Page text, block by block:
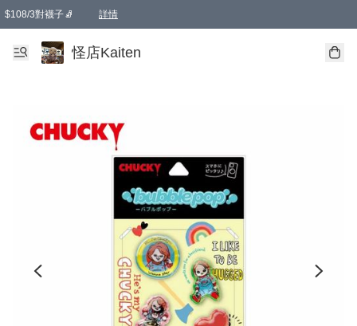
$108/3對襪子🧦 詳情
卡通傘☂️2把8折
購物滿 HKD 650.00即享免運費優惠！（適用於 本地送貨、本地取貨 )
怪店Kaiten